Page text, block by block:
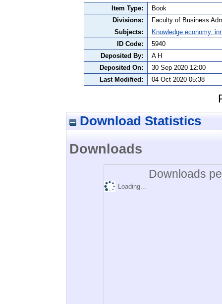
Item Type:
Book
Divisions:
Faculty of Business
Subjects:
Knowledge economy,
ID Code:
5940
Deposited By:
A H
Deposited On:
30 Sep 2020 12:00
Last Modified:
04 Oct 2020 05:38
Download Statistics
Downloads
Downloads
Loading...